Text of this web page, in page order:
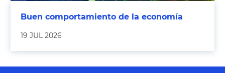
Buen comportamiento de la economía
19 JUL 2026